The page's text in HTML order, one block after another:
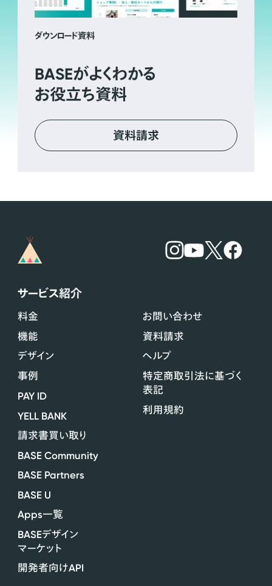
ダウンロード資料
BASEがよくわかる
お役立ち資料
資料請求
サービス紹介
料金
機能
デザイン
事例
PAY ID
YELL BANK
請求書買い取り
BASE Community
BASE Partners
BASE U
Apps一覧
BASEデザイン
マーケット
開発者向けAPI
お問い合わせ
資料請求
ヘルプ
特定商取引法に基づく
表記
利用規約